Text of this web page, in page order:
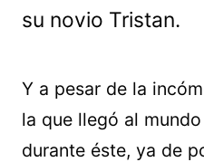
su novio Tristan.
Y a pesar de la
la que llegó al
durante éste, ya de